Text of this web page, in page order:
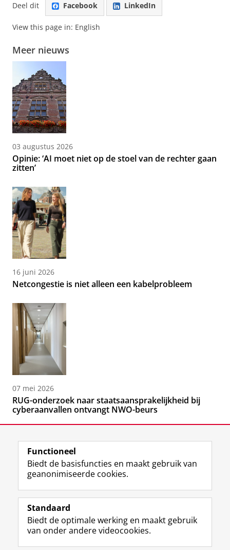
Deel dit Facebook LinkedIn
View this page in: English
Meer nieuws
03 augustus 2026
Opinie: ‘AI moet niet op de stoel van de rechter gaan
zitten’
16 juni 2026
Netcongestie is niet alleen een kabelprobleem
07 mei 2026
RUG-onderzoek naar staatsaansprakelijkheid bij
cyberaanvallen ontvangt NWO-beurs
Volg de RUG
F
a
e
b
L
i
k
e
R
S
-
f
I
n
t
Y
o
T
Studiekiezers
Functioneel
Biedt de basisfuncties en maakt gebruik van
geanonimiseerde cookies.
Standaard
Biedt de optimale werking en maakt gebruik
van onder andere videocookies.